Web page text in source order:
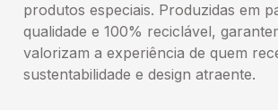
produtos especiais. Produzidas em
qualidade e 100% reciclável,
valorizam a experiência de quem
sustentabilidade e design atraente.